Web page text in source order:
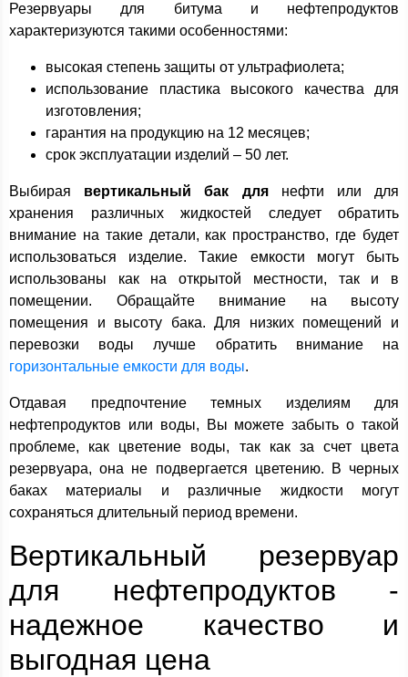
Резервуары для битума и нефтепродуктов
характеризуются такими особенностями:
высокая степень защиты от ультрафиолета;
использование пластика высокого качества для
изготовления;
гарантия на продукцию на 12 месяцев;
срок эксплуатации изделий – 50 лет.
Выбирая вертикальный бак длянефти или для
хранения различных жидкостей следует обратить
внимание на такие детали, как пространство, где будет
использоваться изделие. Такие емкости могут быть
использованы как на открытой местности, так и в
помещении. Обращайте внимание на высоту
помещения и высоту бака. Для низких помещений и
перевозки воды лучше обратить внимание на
горизонтальные емкости для воды.
Отдавая предпочтение темных изделиям для
нефтепродуктов или воды, Вы можете забыть о такой
проблеме, как цветение воды, так как за счет цвета
резервуара, она не подвергается цветению. В черных
баках материалы и различные жидкости могут
сохраняться длительный период времени.
Вертикальный резервуар
для нефтепродуктов -
надежное качество и
выгодная цена